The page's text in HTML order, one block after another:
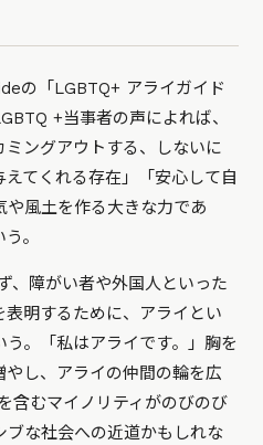
の「LGBTQ+ アライガイド
+当事者の声によれば、
ングアウトする、しないに
てくれる存在」「安心して自
風土を作る大きな力であ
。
、障がい者や外国人といった
明するために、アライとい
。「私はアライです。」胸を
し、アライの仲間の輪を広
含むマイノリティがのびのび
ブな社会への近道かもしれな